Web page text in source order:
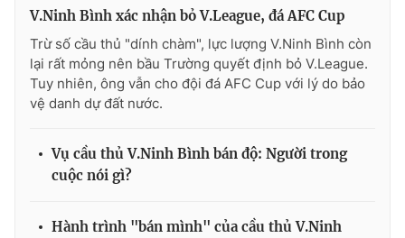
V.Ninh Bình xác nhận bỏ V.League, đá AFC Cup
Trừ số cầu thủ "dính chàm", lực lượng V.Ninh Bình còn
lại rất mỏng nên bầu Trường quyết định bỏ V.League.
Tuy nhiên, ông vẫn cho đội đá AFC Cup với lý do bảo
vệ danh dự đất nước.
Vụ cầu thủ V.Ninh Bình bán độ: Người trong
cuộc nói gì?
Hành trình "bán mình" của cầu thủ V.Ninh